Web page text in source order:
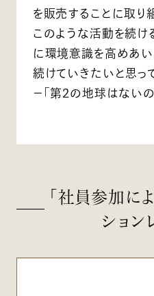
を販売することに取り
このような活動を続け
に環境意識を高めあい
続けていきたいと思って
－「第2の地球はないの
「社員参加に
ション